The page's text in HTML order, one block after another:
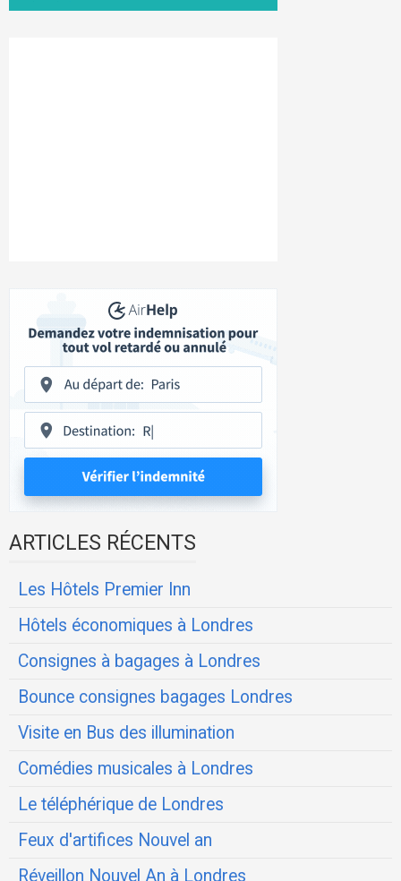
ARTICLES RÉCENTS
Les Hôtels Premier Inn
Hôtels économiques à Londres
Consignes à bagages à Londres
Bounce consignes bagages Londres
Visite en Bus des illumination
Comédies musicales à Londres
Le téléphérique de Londres
Feux d'artifices Nouvel an
Réveillon Nouvel An à Londres